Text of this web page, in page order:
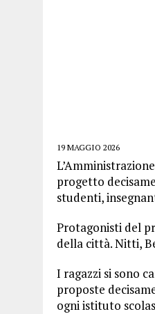
19 MAGGIO 2026
progetto
studenti,
Protagonisti del
della città. Nitti,
I ragazzi si sono
proposte
ogni istituto